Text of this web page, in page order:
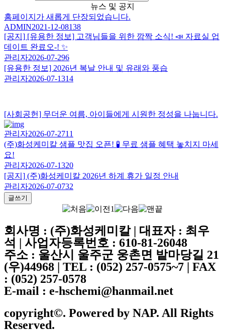
뉴스 및 공지
홈페이지가 새롭게 단장되었습니다.
ADMIN2021-12-08138
[공지] [유용한 정보] 고객님들을 위한 깜짝 소식! 📣 자료실 업
데이트 완료오-! ✨
관리자2026-07-296
[유용한 정보] 2026년 복날 안내 및 유래와 풍습
관리자2026-07-1314
[사회공헌] 무더운 여름, 아이들에게 시원한 정성을 나눕니다.
관리자2026-07-2711
(주)화성케미칼 샘플 맛집 오픈! 🧪 무료 샘플 혜택 놓치지 마세
요!
관리자2026-07-1320
[공지] (주)화성케미칼 2026년 하계 휴가 일정 안내
관리자2026-07-0732
글쓰기
1
회사명 : (주)화성케미칼 | 대표자 : 최우
석 | 사업자등록번호 : 610-81-26048
주소 : 울산시 울주군 웅촌면 밭마당길 21
(우)44968 | TEL : (052) 257-0575~7 | FAX
: (052) 257-0578
E-mail : e-hschemi@hanmail.net
copyright©. Powered by NAP. All Rights
Reserved.